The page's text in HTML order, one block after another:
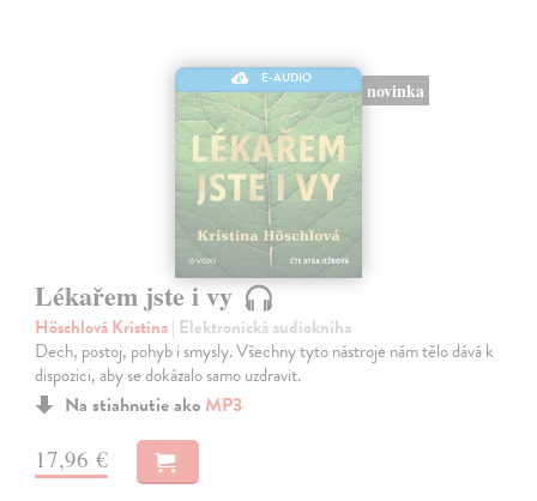
E-AUDIO
novinka
Lékařem jste i vy
Höschlová Kristina| Elektronická audiokniha
Dech, postoj, pohyb i smysly. Všechny tyto nástroje nám tělo dává k
dispozici, aby se dokázalo samo uzdravit.
Na stiahnutie ako MP3
17,96 €